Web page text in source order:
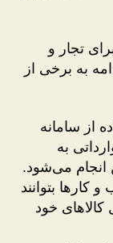
تجار و
به برخی از
از سامانه
به
انجام می‌شود.
بتوانند
خود